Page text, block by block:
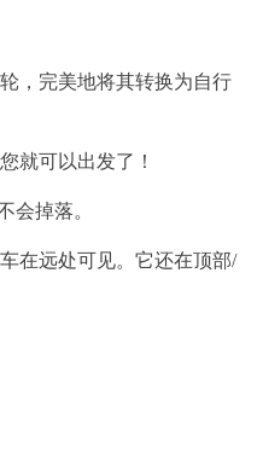
，完美地将其转换为自行
就可以出发了！
会掉落。
在远处可见。它还在顶部/